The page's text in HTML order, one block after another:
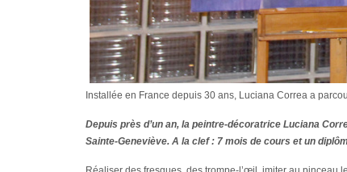
Installée en France depuis 30 ans, Luciana Correa a
Depuis près d’un an, la peintre-décoratrice Luciana
Sainte-Geneviève. A la clef : 7 mois de cours et un